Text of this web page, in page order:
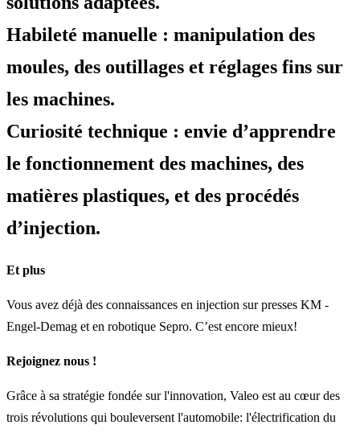
Habileté manuelle : manipulation des
moules, des outillages et réglages fins sur
les machines.
Curiosité technique : envie d’apprendre
le fonctionnement des machines, des
matières plastiques, et des procédés
d’injection.
Et plus
Vous avez déjà des connaissances en injection sur presses KM -
Engel-Demag et en robotique Sepro. C’est encore mieux!
Rejoignez nous !
Grâce à sa stratégie fondée sur l'innovation, Valeo est au cœur des
trois révolutions qui bouleversent l'automobile: l'électrification du